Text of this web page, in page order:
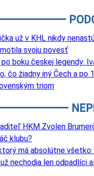
už v KHL nikdy
svoju povesť
boku českej legendy:
čo žiadny iný Čech a po
triom
HKM Zvolen
klubu?
má absolútne
nechodia len odpadlíci